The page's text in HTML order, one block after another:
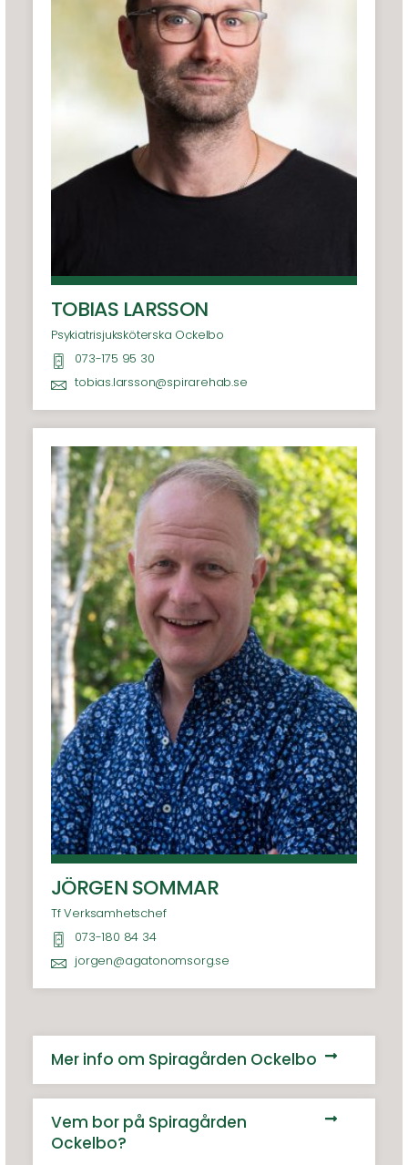
TOBIAS LARSSON
Psykiatrisjuksköterska Ockelbo
073-175 95 30
tobias.larsson@spirarehab.se
JÖRGEN SOMMAR
Tf Verksamhetschef
073-180 84 34
jorgen@agatonomsorg.se
Mer info om Spiragården Ockelbo
Vem bor på Spiragården
Ockelbo?